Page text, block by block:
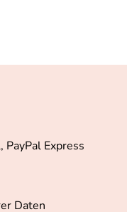
PayPal Express
Daten